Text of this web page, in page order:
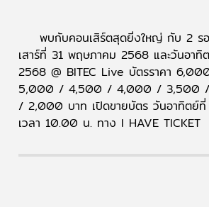
พบกับคอนเสิร์ตสุดยิ่งใหญ่ กับ 2 ร
เสาร์ที่ 31 พฤษภาคม 2568 และวันอา
2568 @ BITEC Live บัตรราคา
5,000 / 4,500 / 4,000 / 3,500
/ 2,000 บาท เปิดขายบัตร วันอาทิตย์
เวลา 10.00 น. ทาง I HAVE TICKET